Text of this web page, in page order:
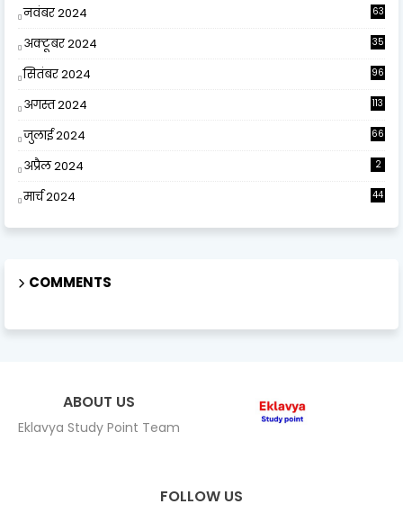
नवंबर 2024 63
अक्टूबर 2024 35
सितंबर 2024 96
अगस्त 2024 113
जुलाई 2024 66
अप्रैल 2024 2
मार्च 2024 44
COMMENTS
ABOUT US
Eklavya Study Point Team
FOLLOW US